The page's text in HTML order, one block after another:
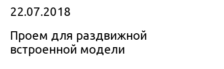
22.07.2018
Проем для раздвижной
встроенной модели